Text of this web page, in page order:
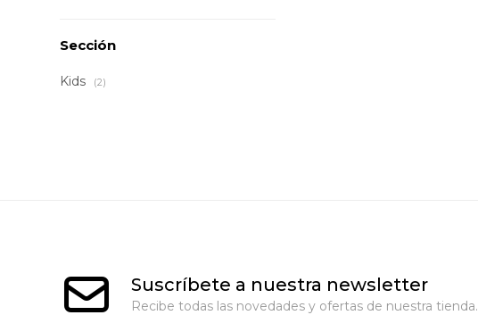
Sección
Kids (2)
Suscríbete a nuestra newsletter
Recibe todas las novedades y ofertas de nuestra tienda.